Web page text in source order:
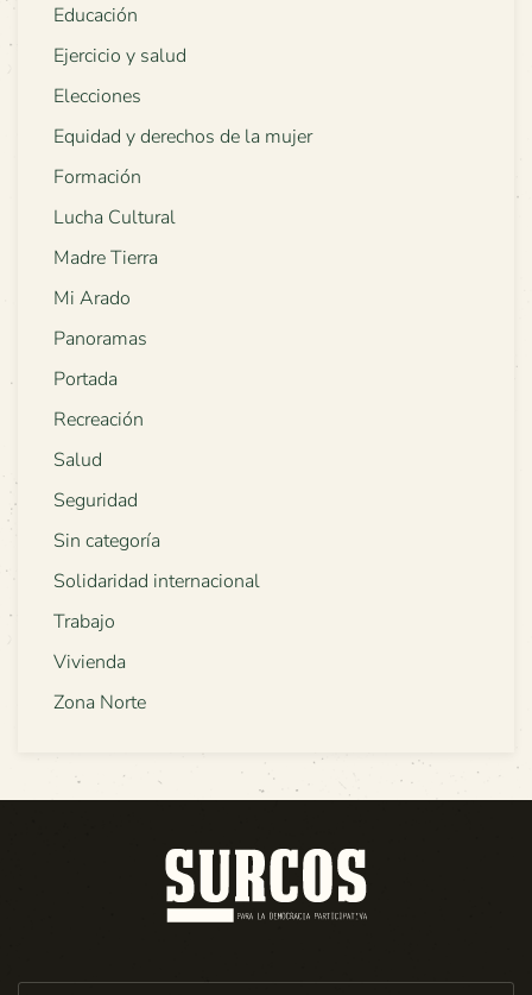
Educación
Ejercicio y salud
Elecciones
Equidad y derechos de la mujer
Formación
Lucha Cultural
Madre Tierra
Mi Arado
Panoramas
Portada
Recreación
Salud
Seguridad
Sin categoría
Solidaridad internacional
Trabajo
Vivienda
Zona Norte